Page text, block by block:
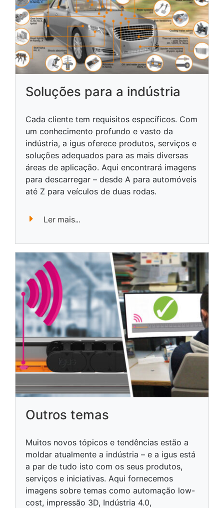
Soluções para a indústria
Cada cliente tem requisitos específicos. Com
um conhecimento profundo e vasto da
indústria, a igus oferece produtos, serviços e
soluções adequados para as mais diversas
áreas de aplicação. Aqui encontrará imagens
para descarregar – desde A para automóveis
até Z para veículos de duas rodas.
Ler mais...
Outros temas
Muitos novos tópicos e tendências estão a
moldar atualmente a indústria – e a igus está
a par de tudo isto com os seus produtos,
serviços e iniciativas. Aqui fornecemos
imagens sobre temas como automação low-
cost, impressão 3D, Indústria 4.0,